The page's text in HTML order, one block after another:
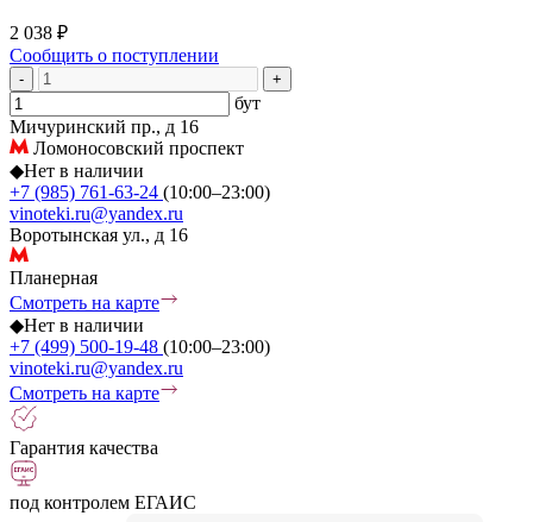
2 038 ₽
Сообщить о поступлении
- +
бут
Мичуринский пр., д 16
Ломоносовский проспект
◆Нет в наличии
+7 (985) 761-63-24 (10:00–23:00)
vinoteki.ru@yandex.ru
Воротынская ул., д 16
Планерная
Смотреть на карте
◆Нет в наличии
+7 (499) 500-19-48 (10:00–23:00)
vinoteki.ru@yandex.ru
Смотреть на карте
Гарантия качества
под контролем ЕГАИС